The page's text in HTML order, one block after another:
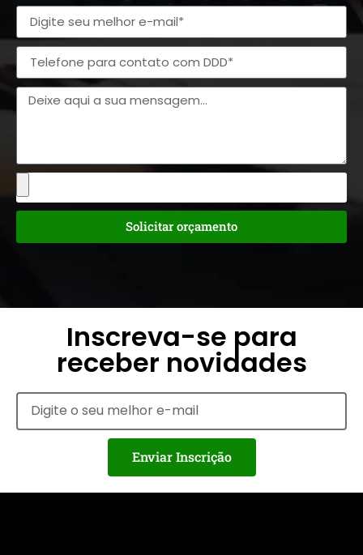
Solicitar orçamento
Inscreva-se para
receber novidades
Enviar Inscrição